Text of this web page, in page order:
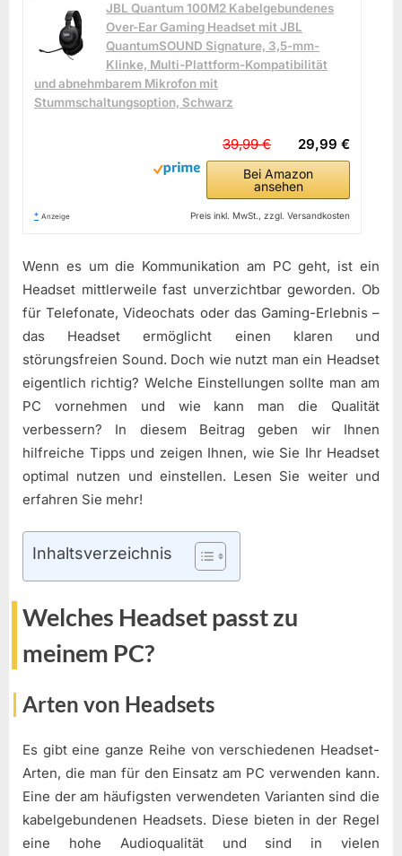
JBL Quantum 100M2 Kabelgebundenes
Over-Ear Gaming Headset mit JBL
QuantumSOUND Signature, 3,5-mm-
Klinke, Multi-Plattform-Kompatibilität
und abnehmbarem Mikrofon mit
Stummschaltungsoption, Schwarz
29,99 €
39,99 €
Bei Amazon
ansehen
* Anzeige Preis inkl. MwSt., zzgl. Versandkosten
Wenn es um die Kommunikation am PC geht, ist ein
Headset mittlerweile fast unverzichtbar geworden. Ob
für Telefonate, Videochats oder das Gaming-Erlebnis –
das Headset ermöglicht einen klaren und
störungsfreien Sound. Doch wie nutzt man ein Headset
eigentlich richtig? Welche Einstellungen sollte man am
PC vornehmen und wie kann man die Qualität
verbessern? In diesem Beitrag geben wir Ihnen
hilfreiche Tipps und zeigen Ihnen, wie Sie Ihr Headset
optimal nutzen und einstellen. Lesen Sie weiter und
erfahren Sie mehr!
Inhaltsverzeichnis
Welches Headset passt zu
meinem PC?
Arten von Headsets
Es gibt eine ganze Reihe von verschiedenen Headset-
Arten, die man für den Einsatz am PC verwenden kann.
Eine der am häufigsten verwendeten Varianten sind die
kabelgebundenen Headsets. Diese bieten in der Regel
eine hohe Audioqualität und sind in vielen